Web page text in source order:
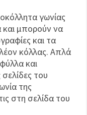
γωνίας
και μπορούν να
και τα
κόλλας. Απλά
και
του
της
στη σελίδα του